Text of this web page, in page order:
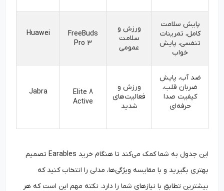
پایش سلامت
کامل، تمرینات
تنفسی، پایش
خواب
ورزش و
سلامت
عمومی
FreeBuds
Pro 3
Huawei
ضد آب، پایش
ضربان قلب،
کیفیت صدا
حرفه‌ای
ورزش و
فعالیت‌های
شدید
Elite 8
Active
Jabra
این جدول به شما کمک می‌کند تا هنگام خرید Earables تصمیم
بهتری بگیرید و با مقایسه ویژگی‌ها، مدلی را انتخاب کنید که
بیشترین تطابق با نیازهای شما را دارد. نکته مهم این است که هر